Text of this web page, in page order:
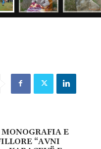
E
“AVNI